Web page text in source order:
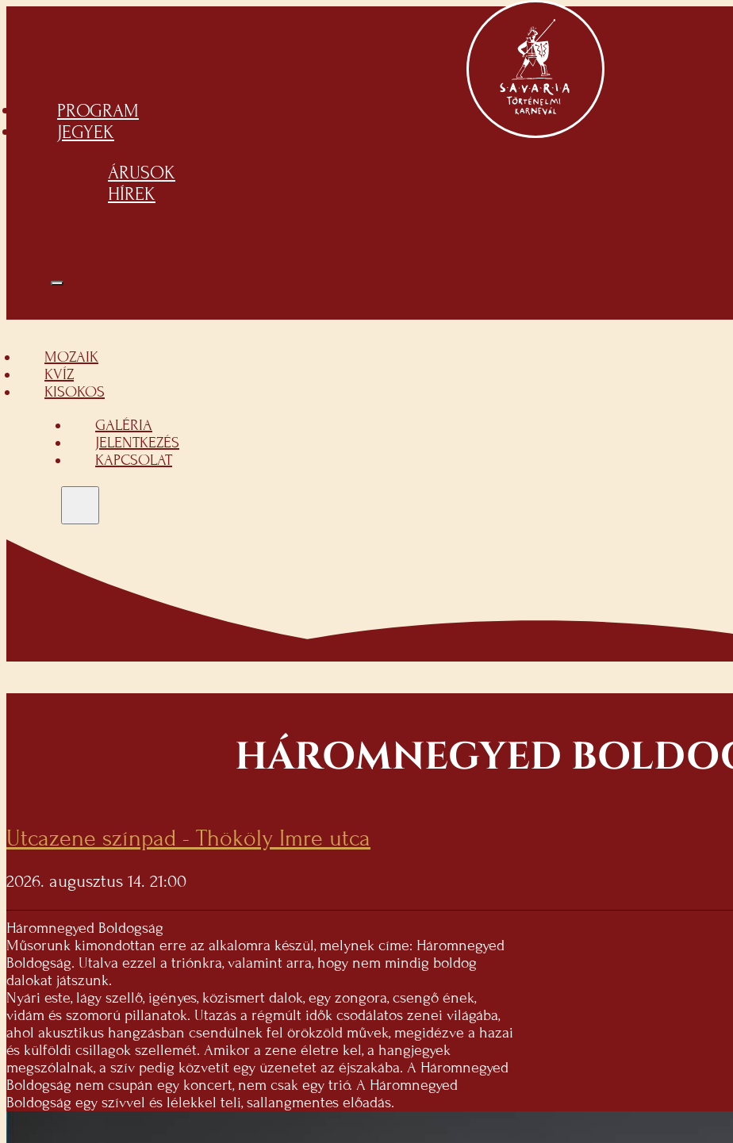
PROGRAM
JEGYEK
ÁRUSOK
HÍREK
MOZAIK
KVÍZ
KISOKOS
GALÉRIA
JELENTKEZÉS
KAPCSOLAT
HÁROMNEGYED
Utcazene színpad - Thököly Imre utca
2026. augusztus 14. 21:00
Háromnegyed Boldogság
Műsorunk kimondottan erre az alkalomra készül, melynek címe: Háromnegyed
Boldogság. Utalva ezzel a triónkra, valamint arra, hogy nem mindig boldog
dalokat játszunk.
Nyári este, lágy szellő, igényes, közismert dalok, egy zongora, csengő ének,
vidám és szomorú pillanatok. Utazás a régmúlt idők csodálatos zenei világába,
ahol akusztikus hangzásban csendülnek fel örökzöld művek, megidézve a hazai
és külföldi csillagok szellemét. Amikor a zene életre kel, a hangjegyek
megszólalnak, a szív pedig közvetít egy üzenetet az éjszakába. A Háromnegyed
Boldogság nem csupán egy koncert, nem csak egy trió. A Háromnegyed
Boldogság egy szívvel és lélekkel teli, sallangmentes előadás.